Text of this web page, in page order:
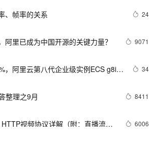
、帧率的关系 24
阿里已成为中国开源的关键力量？ 9071
，阿里云第八代企业级实例ECS g8i正
34
整理之9月 8411
视频协议详解（附：直播流地
6006